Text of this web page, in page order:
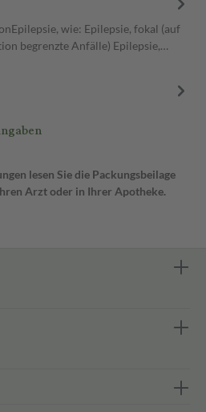
wie: Epilepsie, fokal (auf
begrenzte Anfälle) Epilepsie,…
lesen Sie die Packungsbeilage
Arzt oder in Ihrer Apotheke.